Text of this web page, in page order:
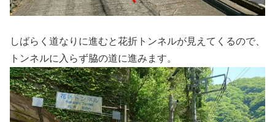
しばらく道なりに進むと花折トンネルが見えてくるので、
トンネルに入らず脇の道に進みます。